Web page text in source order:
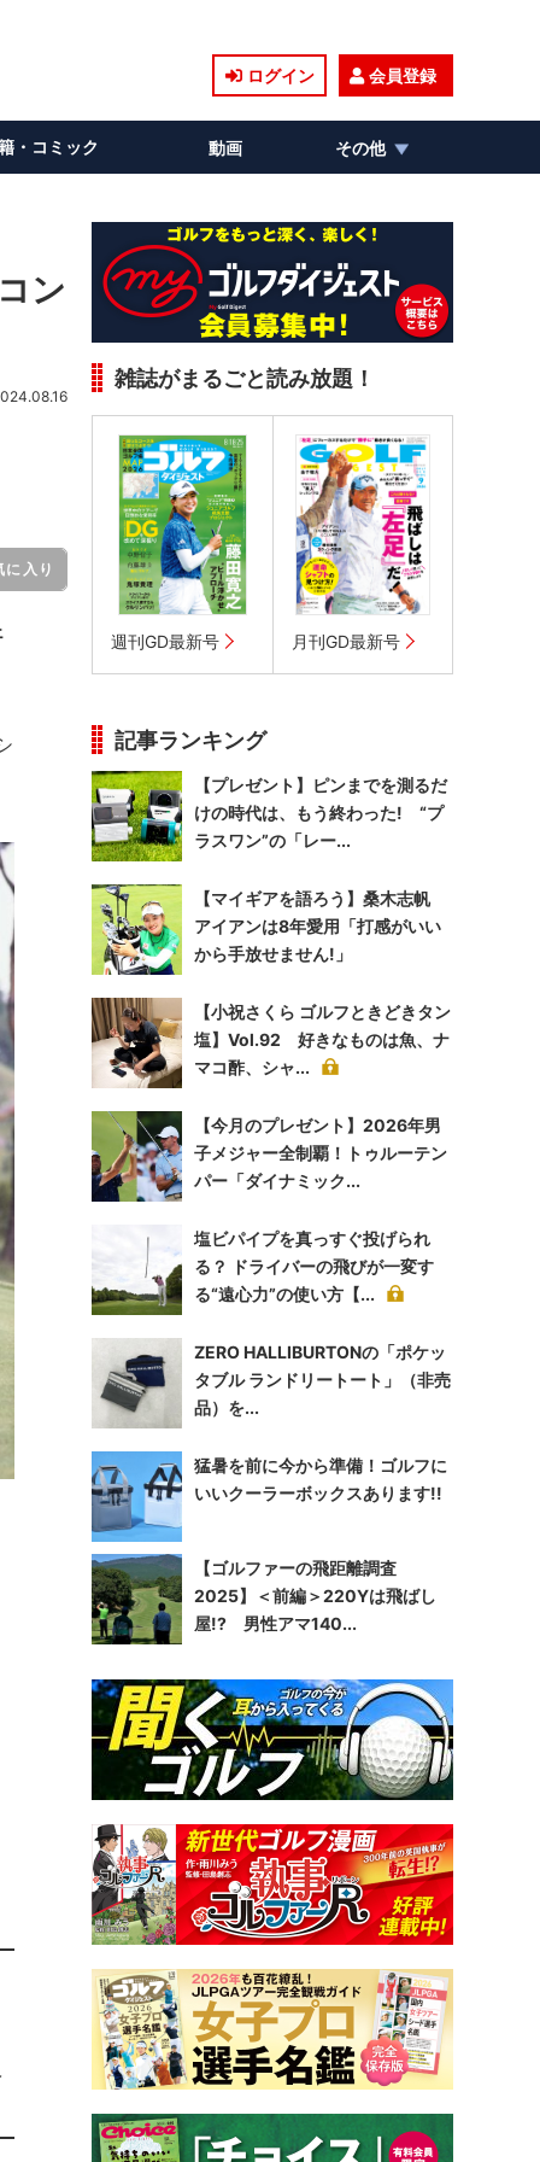
ログイン 会員登録
・コミック 動画 その他
ン
に入り
雑誌がまるごと読み放題！
週刊GD最新号 月刊GD最新号
記事ランキング
【プレゼント】ピンまでを測るだ
けの時代は、もう終わった! “プ
ラスワン”の「レー...
【マイギアを語ろう】桑木志帆
アイアンは8年愛用「打感がいい
から手放せません!」
【小祝さくら ゴルフときどきタン
塩】Vol.92 好きなものは魚、ナ
マコ酢、シャ...
【今月のプレゼント】2026年男
子メジャー全制覇！トゥルーテン
パー「ダイナミック...
塩ビパイプを真っすぐ投げられ
る？ ドライバーの飛びが一変す
る“遠心力”の使い方【...
ZERO HALLIBURTONの「ポケッ
タブル ランドリートート」（非売
品）を...
猛暑を前に今から準備！ゴルフに
いいクーラーボックスあります!!
【ゴルファーの飛距離調査
2025】＜前編＞220Yは飛ばし
屋!? 男性アマ140...